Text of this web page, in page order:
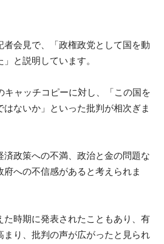
会見で、「政権政党として国を動
と説明しています。
キャッチコピーに対し、「この国を
ないか」といった批判が相次ぎま
政策への不満、政治と金の問題な
府への不信感があると考えられま
た時期に発表されたこともあり、有
まり、批判の声が広がったと見られ